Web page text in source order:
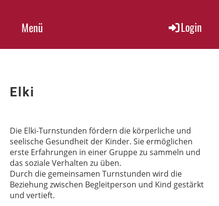
Menü Login
Elki
Die Elki-Turnstunden fördern die körperliche und
seelische Gesundheit der Kinder. Sie ermöglichen
erste Erfahrungen in einer Gruppe zu sammeln und
das soziale Verhalten zu üben.
Durch die gemeinsamen Turnstunden wird die
Beziehung zwischen Begleitperson und Kind gestärkt
und vertieft.